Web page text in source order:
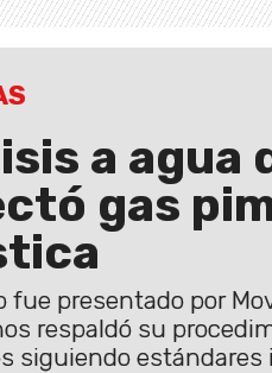
a agua
gas
fue presentado por
respaldó su
siguiendo estándares